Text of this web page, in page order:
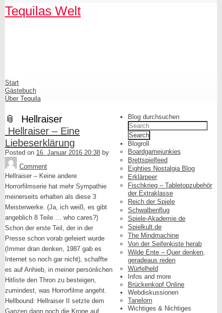
Tequilas Welt
Shrunk
Expand
Primary
Navigation
Start
Gästebuch
Über Tequila
Hellraiser
Hellraiser – Eine
Liebeserklärung
Posted on 16. Januar 2016 20:38 by
Comment
Hellraiser – Keine andere
Horrorfilmserie hat mehr Sympathie
meinerseits erhalten als diese 3
Meisterwerke. (Ja, ich weiß, es gibt
angeblich 8 Teile … who cares?)
Schon der erste Teil, der in der
Presse schon vorab gefeiert wurde
(Immer dran denken, 1987 gab es
Internet so noch gar nicht), schaffte
es auf Anhieb, in meiner persönlichen
Hitliste den Thron zu besteigen,
zumindest, was Horrorfilme angeht.
Hellbound: Hellraiser II setzte dem
Ganzen dann noch die Krone auf,
Blog durchsuchen
Search
for:
Blogroll
Boardgamejunkies
Brettspielfeed
Eighties Nostalgia Blog
Erklärpeer
Fischkrieg – Tabletopzubehör
der Extraklasse
Reich der Spiele
Schwalbenflug
Spiele-Akademie.de
Spielkult.de
The Mindmachine
Von der Seifenkiste herab
Wilde Ente – Quer denken,
geradeaus reden
Würfelheld
Infos and more
Brückenkopf Online
Webdiskussionen
Tanelorn
Wichtiges & Nichtiges